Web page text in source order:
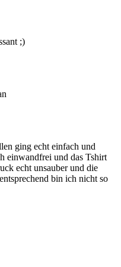
;)
ging echt einfach und
einwandfrei und das Tshirt
echt unsauber und die
bin ich nicht so